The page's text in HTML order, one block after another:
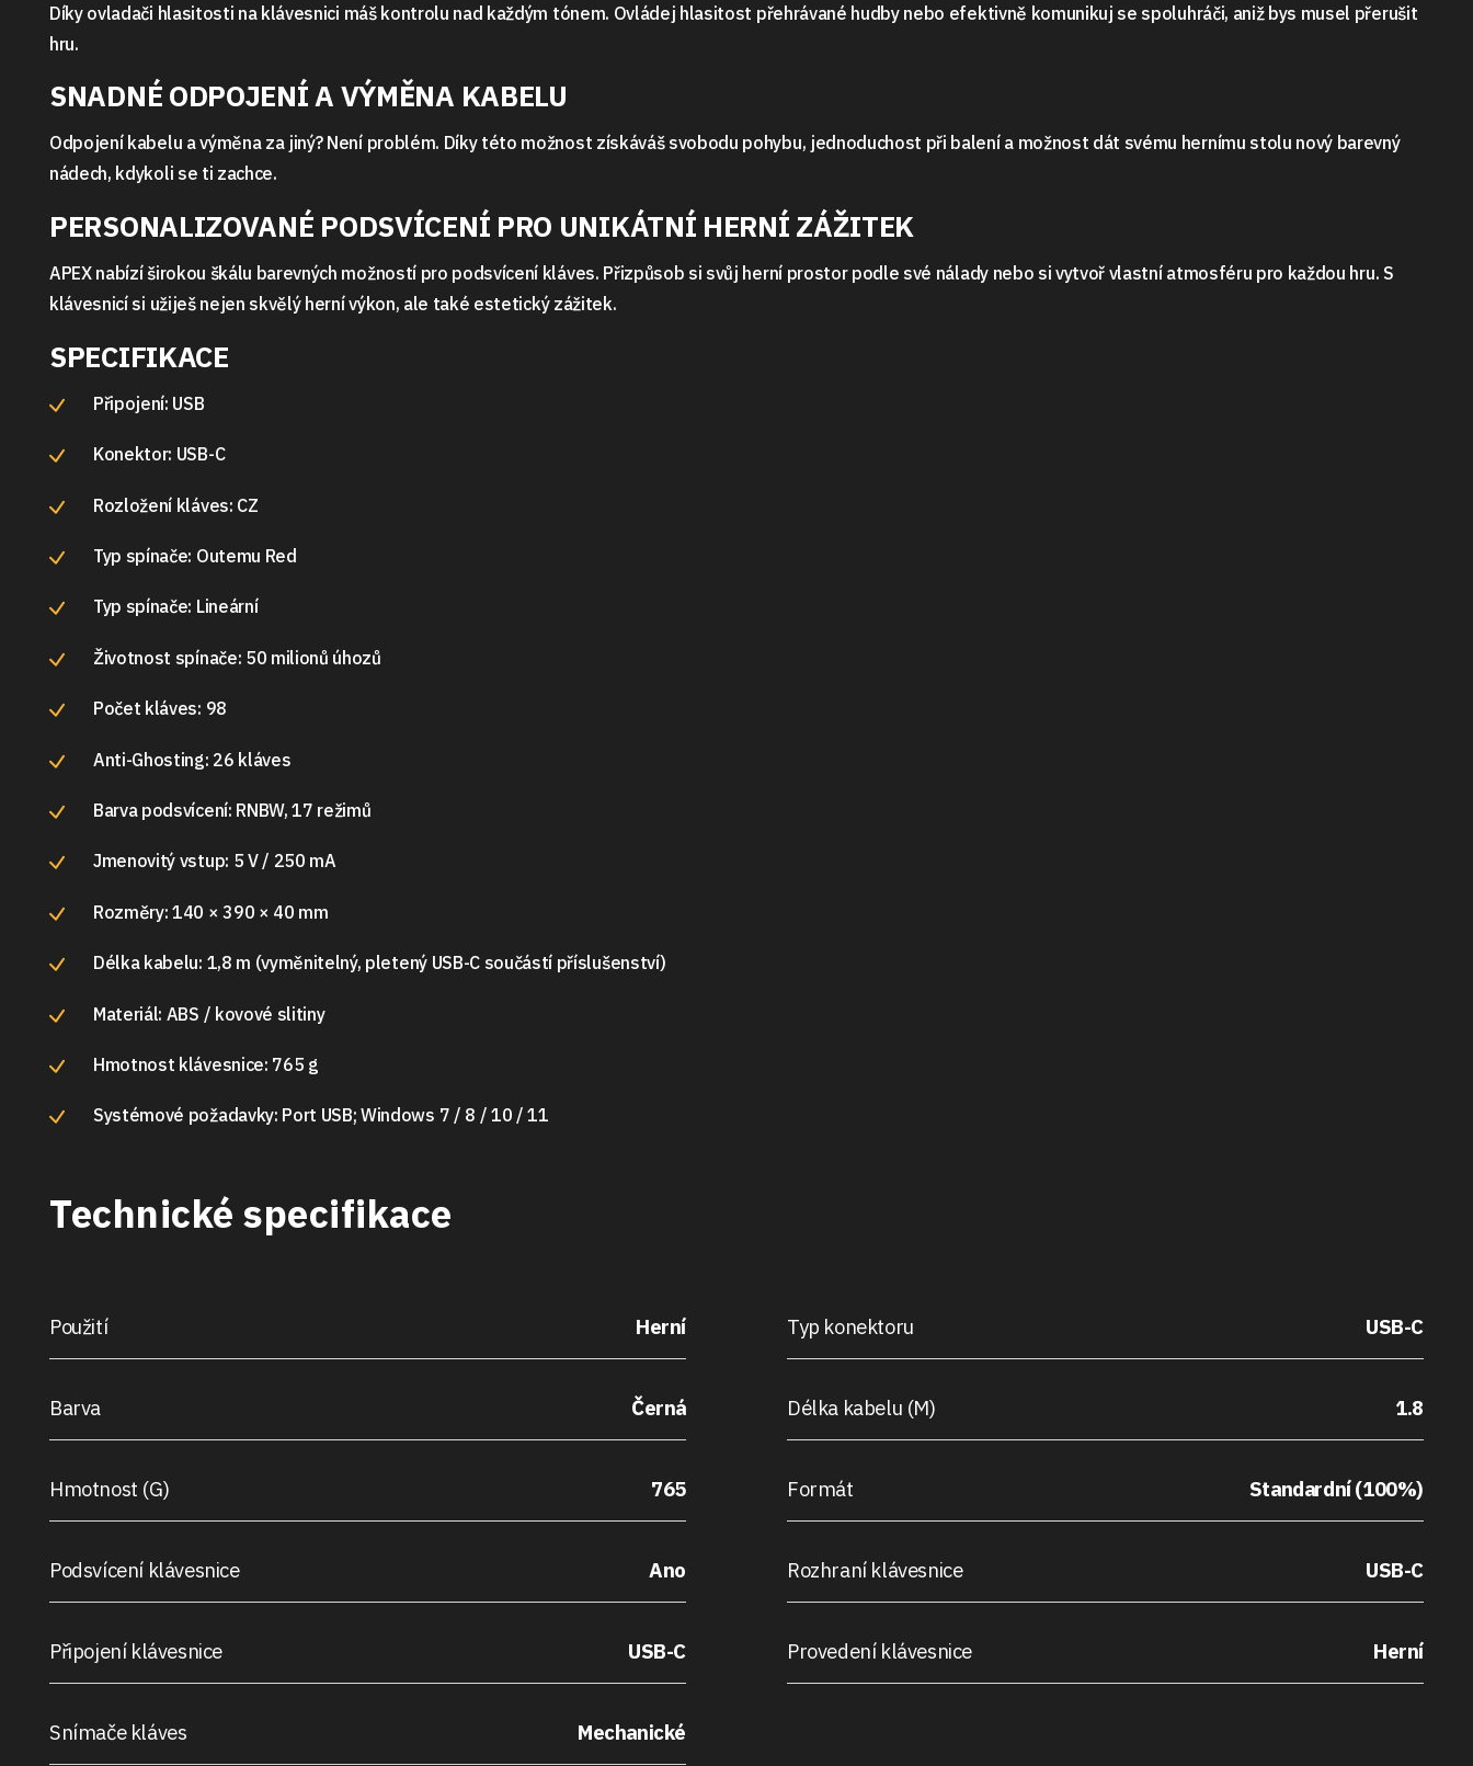
Díky ovladači hlasitosti na klávesnici máš kontrolu nad každým tónem. Ovládej hlasitost přehrávané hudby nebo efektivně komunikuj se spoluhráči, aniž bys musel přerušit
hru.
SNADNÉ ODPOJENÍ A VÝMĚNA KABELU
Odpojení kabelu a výměna za jiný? Není problém. Díky této možnost získáváš svobodu pohybu, jednoduchost při balení a možnost dát svému hernímu stolu nový barevný
nádech, kdykoli se ti zachce.
PERSONALIZOVANÉ PODSVÍCENÍ PRO UNIKÁTNÍ HERNÍ ZÁŽITEK
APEX nabízí širokou škálu barevných možností pro podsvícení kláves. Přizpůsob si svůj herní prostor podle své nálady nebo si vytvoř vlastní atmosféru pro každou hru. S
klávesnicí si užiješ nejen skvělý herní výkon, ale také estetický zážitek.
SPECIFIKACE
Připojení: USB
Konektor: USB-C
Rozložení kláves: CZ
Typ spínače: Outemu Red
Typ spínače: Lineární
Životnost spínače: 50 milionů úhozů
Počet kláves: 98
Anti-Ghosting: 26 kláves
Barva podsvícení: RNBW, 17 režimů
Jmenovitý vstup: 5 V / 250 mA
Rozměry: 140 × 390 × 40 mm
Délka kabelu: 1,8 m (vyměnitelný, pletený USB-C součástí příslušenství)
Materiál: ABS / kovové slitiny
Hmotnost klávesnice: 765 g
Systémové požadavky: Port USB; Windows 7 / 8 / 10 / 11
Technické specifikace
Použití Herní Typ konektoru USB-C
Barva Černá Délka kabelu (M) 1.8
Hmotnost (G) 765 Formát Standardní (100%)
Podsvícení klávesnice Ano Rozhraní klávesnice USB-C
Připojení klávesnice USB-C Provedení klávesnice Herní
Snímače kláves Mechanické